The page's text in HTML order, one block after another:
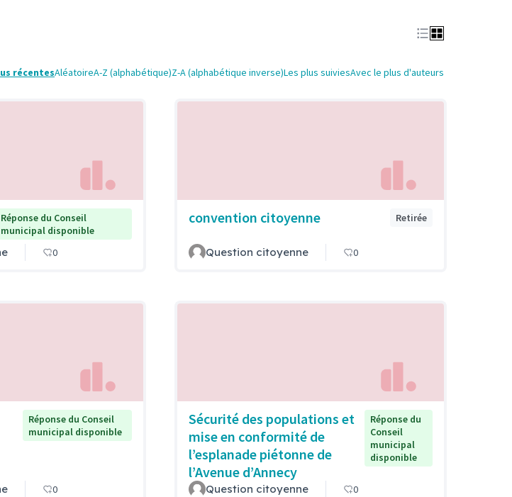
récentesAléatoireA-Z (alphabétique)Z-A (alphabétique inverse)Les plus suiviesAvec le plus d'auteurs
Réponse du Conseil
municipal disponible
0
convention citoyenne Retirée
Question citoyenne 0
Réponse du Conseil
municipal disponible
0
Sécurité des populations et
mise en conformité de
l’esplanade piétonne de
l’Avenue d’Annecy
Réponse du
Conseil
municipal
disponible
Question citoyenne 0